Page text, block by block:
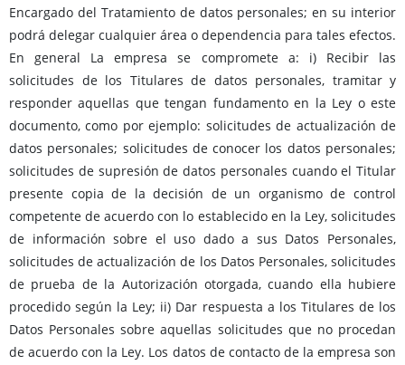
Encargado del Tratamiento de datos personales; en su interior
podrá delegar cualquier área o dependencia para tales efectos.
En general La empresa se compromete a: i) Recibir las
solicitudes de los Titulares de datos personales, tramitar y
responder aquellas que tengan fundamento en la Ley o este
documento, como por ejemplo: solicitudes de actualización de
datos personales; solicitudes de conocer los datos personales;
solicitudes de supresión de datos personales cuando el Titular
presente copia de la decisión de un organismo de control
competente de acuerdo con lo establecido en la Ley, solicitudes
de información sobre el uso dado a sus Datos Personales,
solicitudes de actualización de los Datos Personales, solicitudes
de prueba de la Autorización otorgada, cuando ella hubiere
procedido según la Ley; ii) Dar respuesta a los Titulares de los
Datos Personales sobre aquellas solicitudes que no procedan
de acuerdo con la Ley. Los datos de contacto de la empresa son